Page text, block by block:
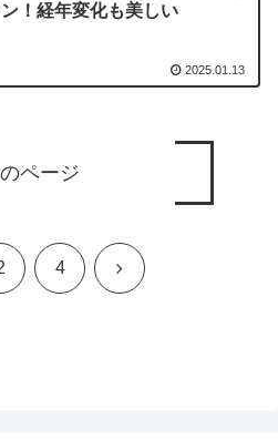
ン！経年変化も美しい
2025.01.13
ページ
4 次